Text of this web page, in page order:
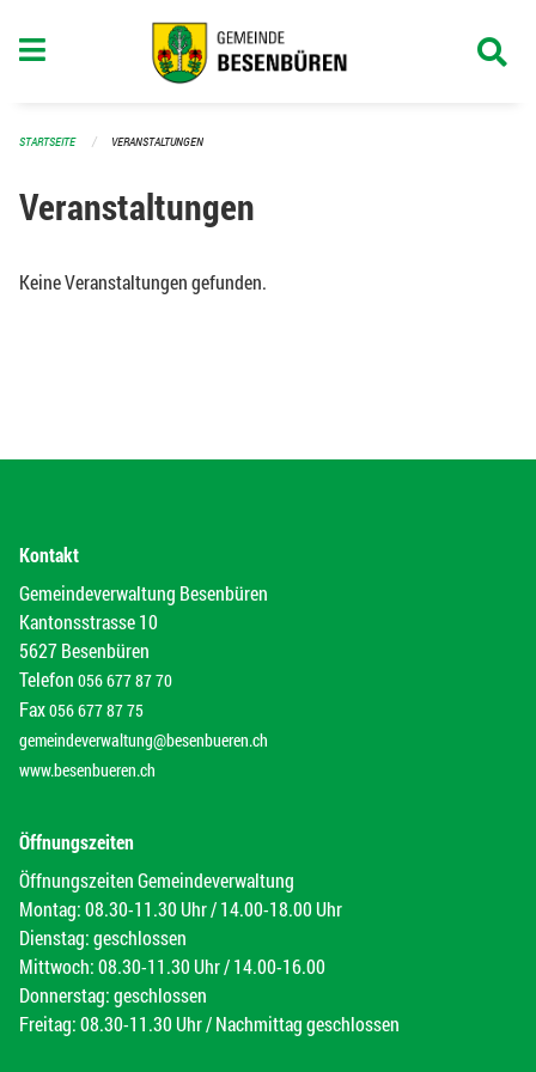
STARTSEITE VERANSTALTUNGEN
Veranstaltungen
Keine Veranstaltungen gefunden.
Kontakt
Gemeindeverwaltung Besenbüren
Kantonsstrasse 10
5627 Besenbüren
Telefon 056 677 87 70
Fax056 677 87 75
gemeindeverwaltung@besenbueren.ch
www.besenbueren.ch
Öffnungszeiten
Öffnungszeiten Gemeindeverwaltung
Montag: 08.30-11.30 Uhr / 14.00-18.00 Uhr
Dienstag: geschlossen
Mittwoch: 08.30-11.30 Uhr / 14.00-16.00
Donnerstag: geschlossen
Freitag: 08.30-11.30 Uhr / Nachmittag geschlossen